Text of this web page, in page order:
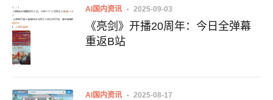
AI国内资讯 2025-09-03
《亮剑》开播20周年：今日全弹幕
重返B站
AI国内资讯 2025-08-17